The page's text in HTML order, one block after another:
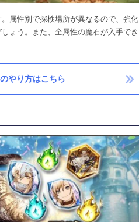
属性別で探検場所が異なるので、強化
ょう。また、全属性の魔石が入手でき
やり方はこちら